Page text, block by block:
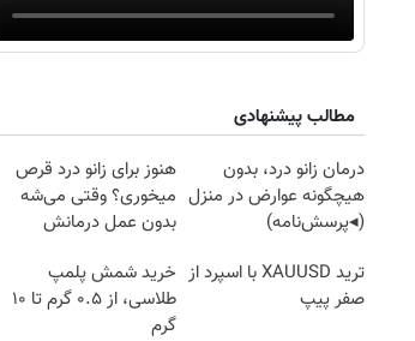
مطالب پیشنهادی
درمان زانو درد، بدون
هیچگونه عوارض در منزل
(◂پرسش‌نامه)
هنوز برای زانو درد قرص
میخوری؟ وقتی می‌شه
بدون عمل درمانش
ترید XAUUSD با اسپرد از
صفر پیپ
خرید شمش پلمپ
طلاسی، از ۰.۵ گرم تا ۱۰
گرم